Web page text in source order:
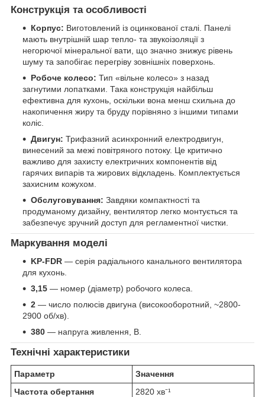
Конструкція та особливості
Корпус: Виготовлений із оцинкованої сталі. Панелі
мають внутрішній шар тепло- та звукоізоляції з
негорючої мінеральної вати, що значно знижує рівень
шуму та запобігає перегріву зовнішніх поверхонь.
Робоче колесо: Тип «вільне колесо» з назад
загнутими лопатками. Така конструкція найбільш
ефективна для кухонь, оскільки вона менш схильна до
накопичення жиру та бруду порівняно з іншими типами
коліс.
Двигун: Трифазний асинхронний електродвигун,
винесений за межі повітряного потоку. Це критично
важливо для захисту електричних компонентів від
гарячих випарів та жирових відкладень. Комплектується
захисним кожухом.
Обслуговування: Завдяки компактності та
продуманому дизайну, вентилятор легко монтується та
забезпечує зручний доступ для регламентної чистки.
Маркування моделі
KP-FDR — серія радіального канального вентилятора
для кухонь.
3,15 — номер (діаметр) робочого колеса.
2 — число полюсів двигуна (високооборотний, ~2800-
2900 об/хв).
380 — напруга живлення, В.
Технічні характеристики
Параметр
Значення
Частота обертання
2820 хв⁻¹